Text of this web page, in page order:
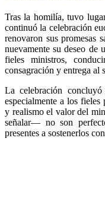
Tras la homilía, tuvo
continuó la celebración
renovaron sus promesas
nuevamente su deseo de
fieles ministros,
consagración y entrega al
La celebración
especialmente a los fieles
y realismo el valor del
señalar— no son
presentes a sostenerlos